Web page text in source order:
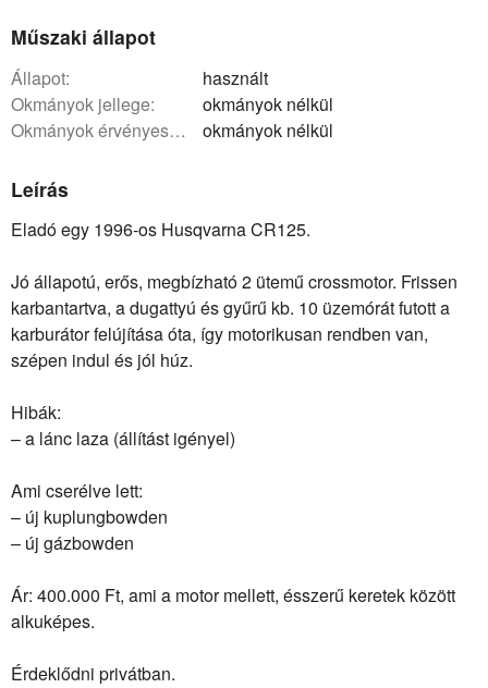
Műszaki állapot
állapot:
használt
okmányok jellege:
okmányok nélkül
okmányok érvényessége:
okmányok nélkül
Leírás
Eladó egy 1996-os Husqvarna CR125.
Jó állapotú, erős, megbízható 2 ütemű crossmotor. Frissen
karbantartva, a dugattyú és gyűrű kb. 10 üzemórát futott a
karburátor felújítása óta, így motorikusan rendben van,
szépen indul és jól húz.
Hibák:
– a lánc laza (állítást igényel)
Ami cserélve lett:
– új kuplungbowden
– új gázbowden
Ár: 400.000 Ft, ami a motor mellett, ésszerű keretek között
alkuképes.
Érdeklődni privátban.